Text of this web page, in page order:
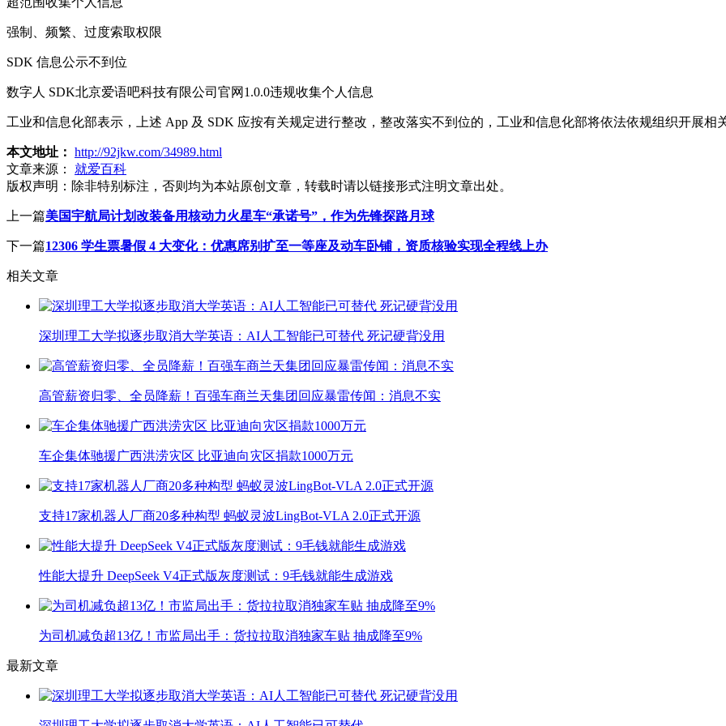
强制、频繁、过度索取权限
SDK 信息公示不到位
数字人 SDK北京爱语吧科技有限公司官网1.0.0违规收集个人信息
工业和信息化部表示，上述 App 及 SDK 应按有关规定进行整改，整改落实不到位的，工业和信息化部将依法依规组织开展相
本文地址： http://92jkw.com/34989.html
文章来源：
就爱百科
版权声明： 除非特别标注，否则均为本站原创文章，转载时请以链接形式注明文章出处。
上一篇美国宇航局计划改装备用核动力火星车“承诺号”，作为先锋探路月球
下一篇12306 学生票暑假 4 大变化：优惠席别扩至一等座及动车卧铺，资质核验实现全程线上办
相关文章
深圳理工大学拟逐步取消大学英语：AI人工智能已可替代 死记硬背没用
高管薪资归零、全员降薪！百强车商兰天集团回应暴雷传闻：消息不实
车企集体驰援广西洪涝灾区 比亚迪向灾区捐款1000万元
支持17家机器人厂商20多种构型 蚂蚁灵波LingBot-VLA 2.0正式开源
性能大提升 DeepSeek V4正式版灰度测试：9毛钱就能生成游戏
为司机减负超13亿！市监局出手：货拉拉取消独家车贴 抽成降至9%
最新文章